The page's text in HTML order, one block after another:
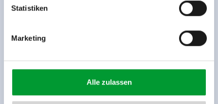
www.zillertalarena.com
Statistiken
Marketing
Alle zulassen